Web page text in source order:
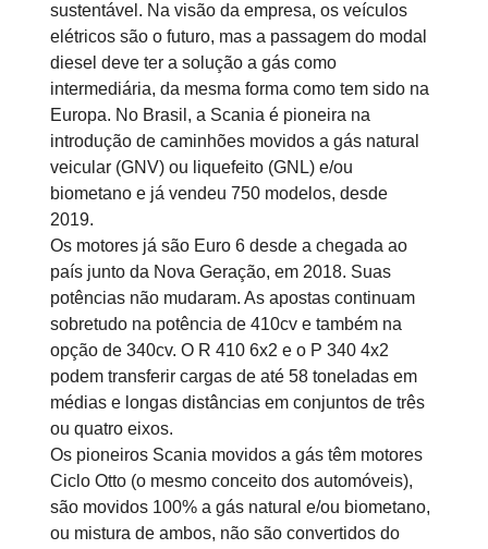
sustentável. Na visão da empresa, os veículos
elétricos são o futuro, mas a passagem do modal
diesel deve ter a solução a gás como
intermediária, da mesma forma como tem sido na
Europa. No Brasil, a Scania é pioneira na
introdução de caminhões movidos a gás natural
veicular (GNV) ou liquefeito (GNL) e/ou
biometano e já vendeu 750 modelos, desde
2019.
Os motores já são Euro 6 desde a chegada ao
país junto da Nova Geração, em 2018. Suas
potências não mudaram. As apostas continuam
sobretudo na potência de 410cv e também na
opção de 340cv. O R 410 6x2 e o P 340 4x2
podem transferir cargas de até 58 toneladas em
médias e longas distâncias em conjuntos de três
ou quatro eixos.
Os pioneiros Scania movidos a gás têm motores
Ciclo Otto (o mesmo conceito dos automóveis),
são movidos 100% a gás natural e/ou biometano,
ou mistura de ambos, não são convertidos do